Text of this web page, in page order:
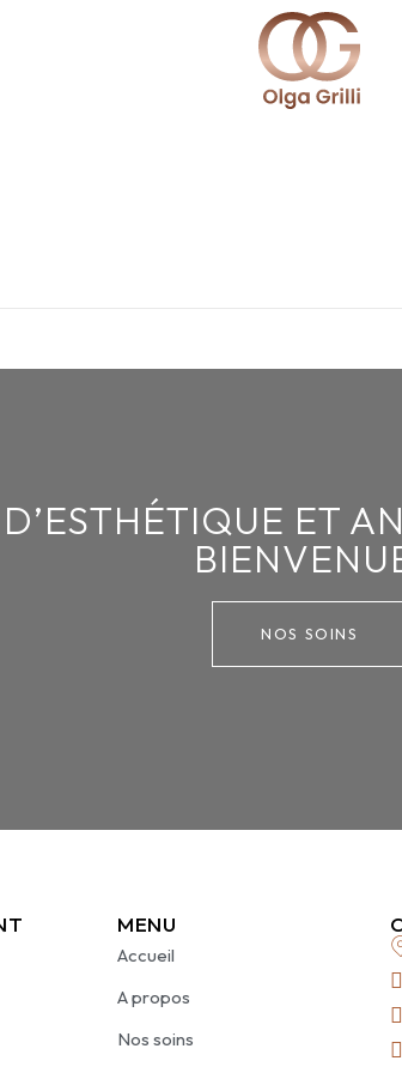
ET
NOS SOINS
MENU
Accueil
A propos
Nos soins